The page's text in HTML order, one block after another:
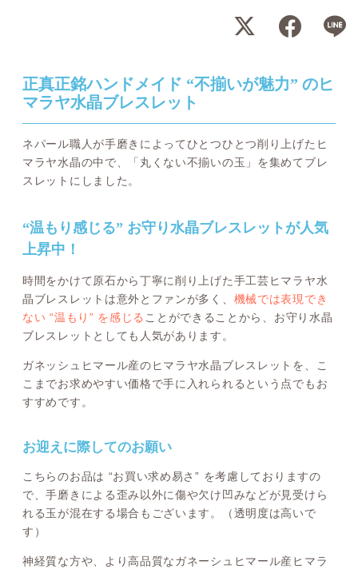
正真正銘ハンドメイド “不揃いが魅力” のヒ
マラヤ水晶ブレスレット
ネパール職人が手磨きによってひとつひとつ削り上げたヒ
マラヤ水晶の中で、「丸くない不揃いの玉」を集めてブレ
スレットにしました。
“温もり感じる” お守り水晶ブレスレットが人気
上昇中！
時間をかけて原石から丁寧に削り上げた手工芸ヒマラヤ水
晶ブレスレットは意外とファンが多く、 機械では表現でき
ない “温もり” を感じる ことができることから、お守り水晶
ブレスレットとしても人気があります。
ガネッシュヒマール産のヒマラヤ水晶ブレスレットを、こ
こまでお求めやすい価格で手に入れられるという点でもお
すすめです。
お迎えに際してのお願い
こちらのお品は “お買い求め易さ” を考慮しておりますの
で、手磨きによる歪み以外に傷や欠け凹みなどが見受けら
れる玉が混在する場合もございます。（透明度は高いで
す）
神経質な方や、より高品質なガネーシュヒマール産ヒマラ